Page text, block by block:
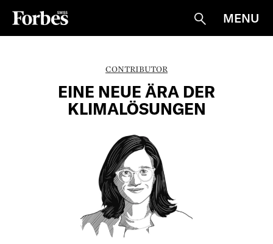
Suche
MENU
CONTRIBUTOR
EINE NEUE ÄRA DER
KLIMALÖSUNGEN